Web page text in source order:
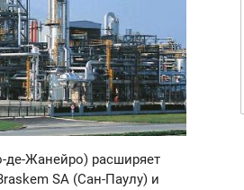
де-Жанейро) расширяет
SA (Сан-Паулу) и